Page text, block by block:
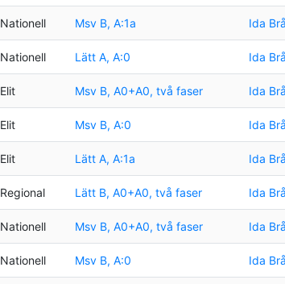
Nationell Msv B, A:1a Ida
Nationell Lätt A, A:0 Ida
Elit Msv B, A0+A0, två faser Ida
Elit Msv B, A:0 Ida
Elit Lätt A, A:1a Ida
Regional Lätt B, A0+A0, två faser Ida
Nationell Msv B, A0+A0, två faser Ida
Nationell Msv B, A:0 Ida